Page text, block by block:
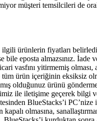
müşteri temsilcileri de
ilgili ürünlerin fiyatları
bile eposta almazsınız. İade
vasfını yitirmemiş olması,
ürün içeriğinin eksiksiz
olduğunuz ürünü
ile iletişime geçerek bilgi
BlueStacks’i PC’nize
olmasına,